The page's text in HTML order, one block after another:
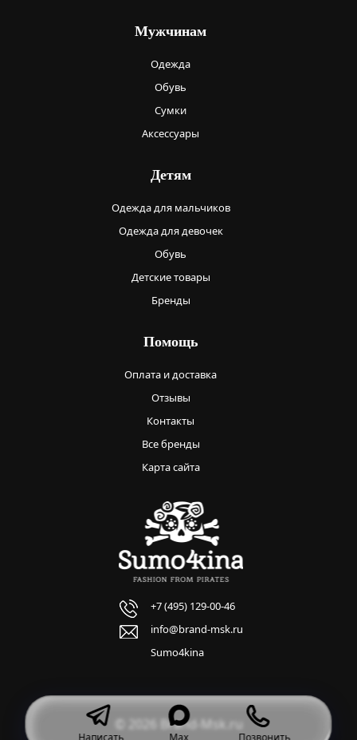
Мужчинам
Одежда
Обувь
Сумки
Аксессуары
Детям
Одежда для мальчиков
Одежда для девочек
Обувь
Детские товары
Бренды
Помощь
Оплата и доставка
Отзывы
Контакты
Все бренды
Карта сайта
+7 (495) 129-00-46
info@brand-msk.ru
Sumo4kina
© 2026 Brand-Msk.ru
Написать Max Позвонить